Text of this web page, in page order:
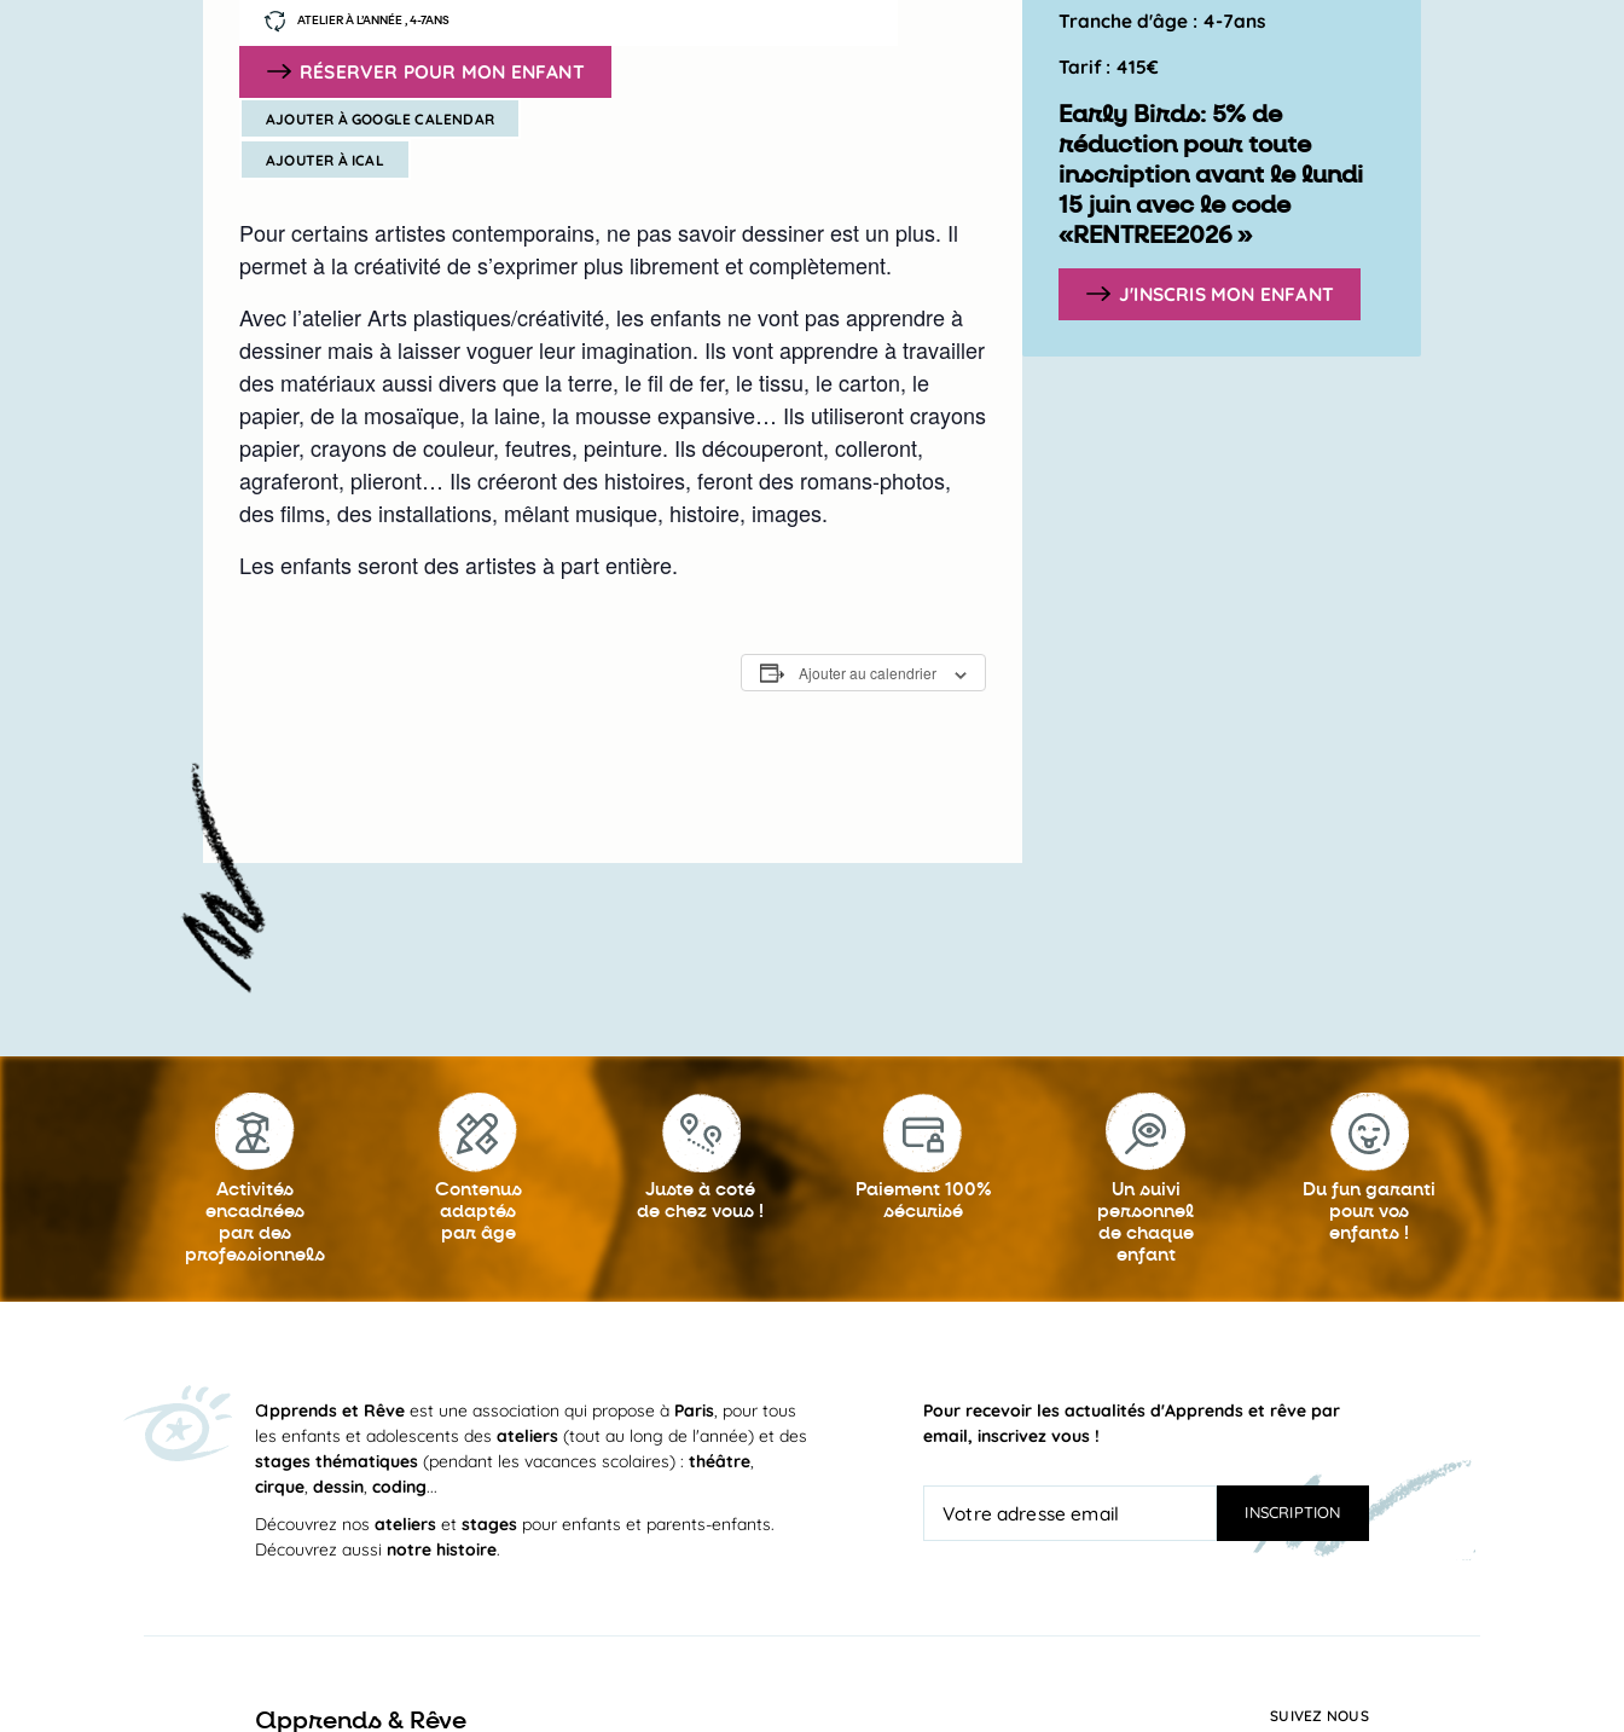
ATELIER À L’ANNÉE , 4-7ANS
RÉSERVER POUR MON ENFANT
AJOUTER À GOOGLE CALENDAR
AJOUTER À ICAL
Pour certains artistes contemporains, ne pas savoir dessiner est un plus. Il
permet à la créativité de s’exprimer plus librement et complètement.
Avec l’atelier Arts plastiques/créativité, les enfants ne vont pas apprendre à
dessiner mais à laisser voguer leur imagination. Ils vont apprendre à travailler
des matériaux aussi divers que la terre, le fil de fer, le tissu, le carton, le
papier, de la mosaïque, la laine, la mousse expansive… Ils utiliseront crayons
papier, crayons de couleur, feutres, peinture. Ils découperont, colleront,
agraferont, plieront… Ils créeront des histoires, feront des romans-photos,
des films, des installations, mêlant musique, histoire, images.
Les enfants seront des artistes à part entière.
Ajouter au calendrier
Tranche d'âge : 4-7ans
Tarif : 415€
Early Birds: 5% de
réduction pour toute
inscription avant le lundi
15 juin avec le code
«RENTREE2026 »
J'INSCRIS MON ENFANT
Activités
encadrées
par des
professionnels
Contenus
adaptés
par âge
Juste à coté
de chez vous !
Paiement 100%
sécurisé
Un suivi
personnel
de chaque
enfant
Du fun garanti
pour vos
enfants !
apprends et Rêve est une association qui propose à Paris, pour tous
les enfants et adolescents desateliers (tout au long de l'année) et des
stages thématiques (pendant les vacances scolaires) :théâtre,
cirque,dessin,coding...
Découvrez nosateliers etstages pour enfants et parents-enfants.
Découvrez aussinotre histoire.
Pour recevoir les actualités d'Apprends et rêve par
email, inscrivez vous !
apprends & Rêve SUIVEZ NOUS